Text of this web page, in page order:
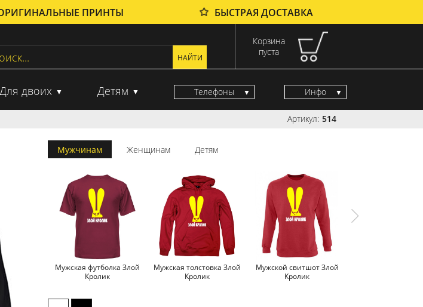
ПРИНТЫ БЫСТРАЯ ДОСТАВКА
Корзина
пуста
Для двоих Детям Телефоны Инфо
Артикул: 514
Мужчинам Женщинам Детям
Мужская футболка Злой
Кролик
Мужская толстовка Злой
Кролик
Мужской свитшот Злой
Кролик